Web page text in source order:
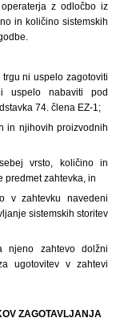
z odločbo iz
in količino sistemskih
ni uspelo zagotoviti
uspelo nabaviti pod
74. člena EZ-1;
in njihovih proizvodnih
vrsto, količino in
predmet zahtevka, in
v zahtevku navedeni
sistemskih storitev
njeno zahtevo dolžni
ugotovitev v zahtevi
ZAGOTAVLJANJA